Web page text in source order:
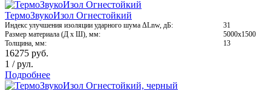
ТермоЗвукоИзол Огнестойкий
Индекс улучшения изоляции ударного шума ΔLnw, дБ:
31
Размер материала (Д х Ш), мм:
5000х1500
Толщина, мм:
13
16275 руб.
1 /рул.
Подробнее